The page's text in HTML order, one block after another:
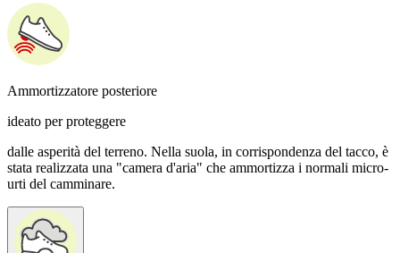
Ammortizzatore posteriore
ideato per proteggere
dalle asperità del terreno. Nella suola, in corrispondenza del tacco, è
stata realizzata una "camera d'aria" che ammortizza i normali micro-
urti del camminare.